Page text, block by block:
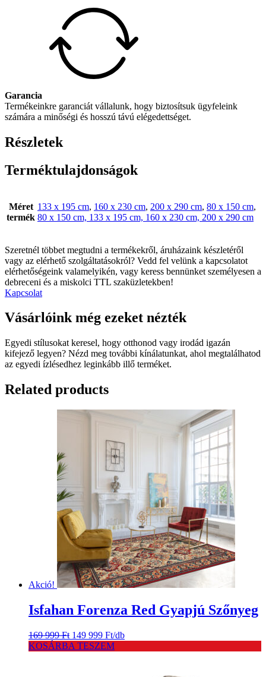
Garancia
Termékeinkre garanciát vállalunk, hogy biztosítsuk ügyfeleink
számára a minőségi és hosszú távú elégedettséget.
Részletek
Terméktulajdonságok
Méret
termék
133 x 195 cm, 160 x 230 cm, 200 x 290 cm, 80 x 150 cm,
80 x 150 cm, 133 x 195 cm, 160 x 230 cm, 200 x 290 cm
Szeretnél többet megtudni a termékekről, áruházaink készletéről
vagy az elérhető szolgáltatásokról? Vedd fel velünk a kapcsolatot
elérhetőségeink valamelyikén, vagy keress bennünket személyesen a
debreceni és a miskolci TTL szaküzletekben!
Kapcsolat
Vásárlóink még ezeket nézték
Egyedi stílusokat keresel, hogy otthonod vagy irodád igazán
kifejező legyen? Nézd meg további kínálatunkat, ahol megtalálhatod
az egyedi ízlésedhez leginkább illő terméket.
Related products
Akció!
Isfahan Forenza Red Gyapjú Szőnyeg
169 999Ft Original
price
149 999 FtCurrent
price
/db
KOSÁRBA TESZEM